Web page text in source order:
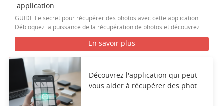
application
GUIDE Le secret pour récupérer des photos avec cette application
Débloquez la puissance de la récupération de photos et découvrez…
En savoir plus
Découvrez l'application qui peut
vous aider à récupérer des photos